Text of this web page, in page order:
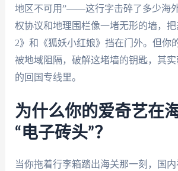
地区不可用”——这行字击碎了多少海
权协议和地理围栏像一堵无形的墙，
2》和《狐妖小红娘》挡在门外。但你
被地域阻隔，破解这堵墙的钥匙，其
的回国专线里。
为什么你的爱奇艺在
“电子砖头”？
当你拖着行李箱踏出海关那一刻，国